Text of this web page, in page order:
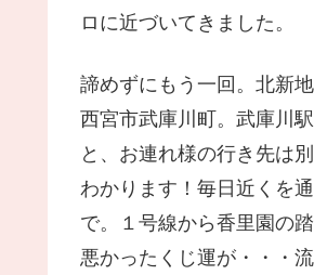
ロに近づいてきました。
諦めずにもう一回。北新
西宮市武庫川町。武庫川
と、お連れ様の行き先は
わかります！毎日近くを
で。１号線から香里園の
悪かったくじ運が・・・